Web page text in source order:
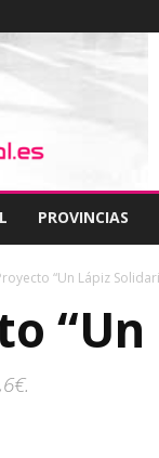
PROVINCIAS
“Un Lápiz